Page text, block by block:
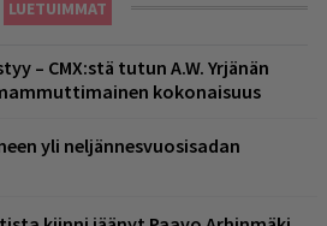
LUETUIMMAT
– CMX:stä tutun A.W. Yrjänän
kokonaisuus
yli neljännesvuosisadan